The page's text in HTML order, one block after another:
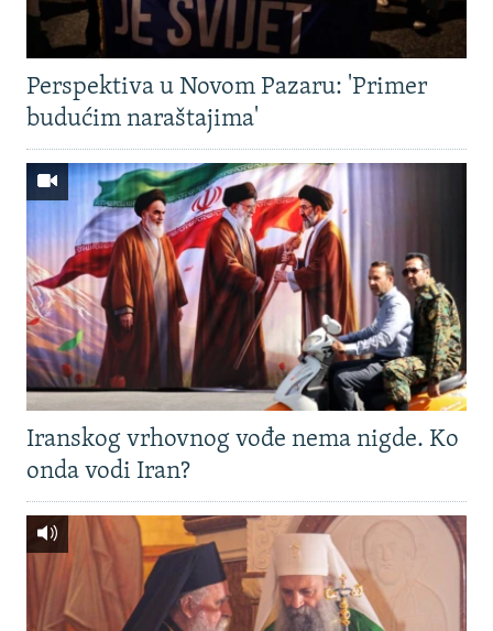
Perspektiva u Novom Pazaru: 'Primer
budućim naraštajima'
Iranskog vrhovnog vođe nema nigde. Ko
onda vodi Iran?